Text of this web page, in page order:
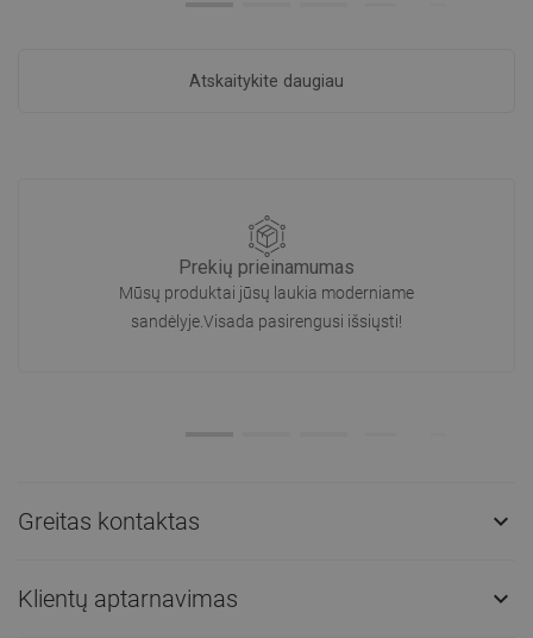
Atskaitykite daugiau
Prekių prieinamumas
Mūsų produktai jūsų laukia moderniame
sandėlyje.Visada pasirengusi išsiųsti!
Greitas kontaktas 
Klientų aptarnavimas 